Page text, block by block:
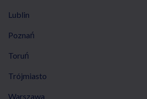
Lublin
Poznań
Toruń
Trójmiasto
Warszawa